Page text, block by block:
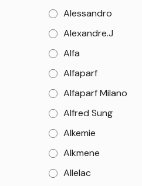
Alessandro
Alexandre.J
Alfa
Alfaparf
Alfaparf Milano
Alfred Sung
Alkemie
Alkmene
Allelac